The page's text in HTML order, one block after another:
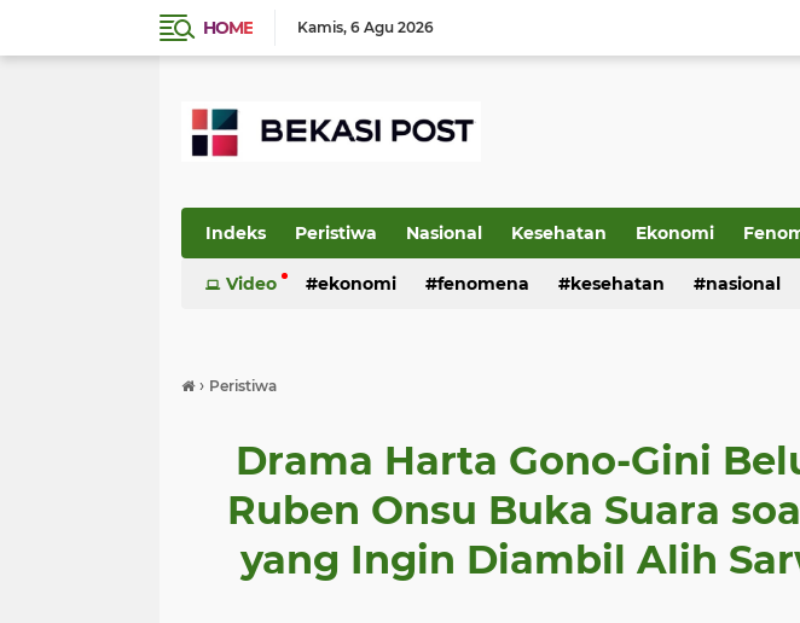
HOME Kamis 6 Agu 2026
Indeks Peristiwa Nasional Kesehatan Ekonomi
Video ekonomi fenomena kesehatan nasional
› Peristiwa
Drama Harta Gono-Gini
Ruben Onsu Buka Suara
yang Ingin Diambil Alih